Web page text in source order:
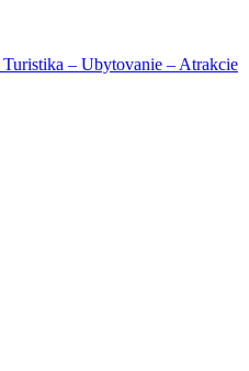
Turistika – Ubytovanie – Atrakcie